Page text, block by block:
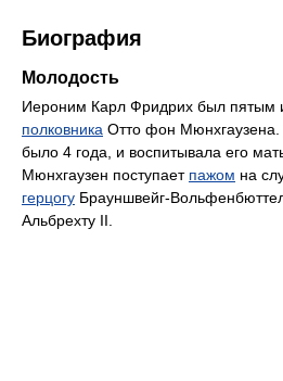
Биография
Молодость
Иероним Карл Фридрих был пятым
полковника Отто фон Мюнхгаузена.
было 4 года, и воспитывала его
Мюнхгаузен поступает пажом на
герцогу Брауншвейг-
Альбрехту II.